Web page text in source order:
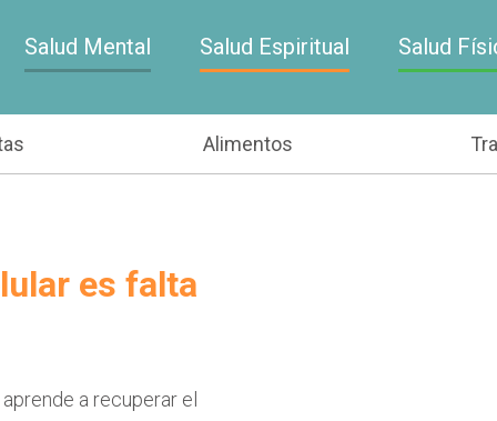
Salud Mental Salud Espiritual Salud
Alimentos
es falta
a recuperar el